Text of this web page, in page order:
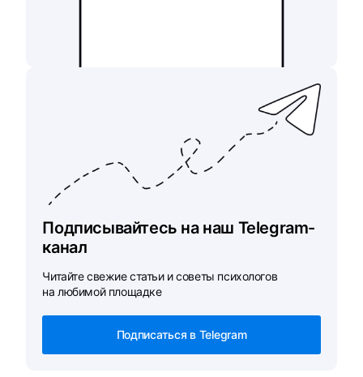
Подписывайтесь на наш Telegram-
канал
Читайте свежие статьи и советы психологов
на любимой площадке
Подписаться в Telegram